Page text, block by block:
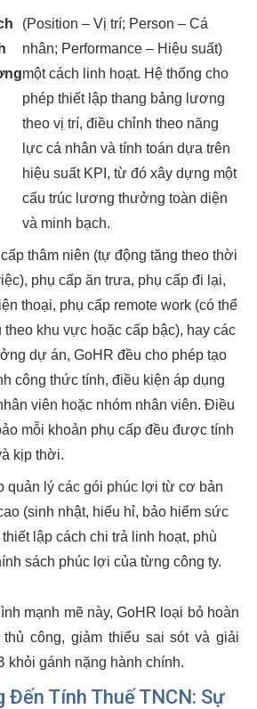
(Position – Vị trí; Person – Cá
nhân; Performance – Hiệu suất)
một cách linh hoạt. Hệ thống cho
phép thiết lập thang bảng lương
theo vị trí, điều chỉnh theo năng
lực cá nhân và tính toán dựa trên
hiệu suất KPI, từ đó xây dựng một
cấu trúc lương thưởng toàn diện
và minh bạch.
thâm niên (tự động tăng theo thời
phụ cấp ăn trưa, phụ cấp đi lại,
thoại, phụ cấp remote work (có thể
theo khu vực hoặc cấp bậc), hay các
dự án, GoHR đều cho phép tạo
công thức tính, điều kiện áp dụng
viên hoặc nhóm nhân viên. Điều
mỗi khoản phụ cấp đều được tính
kịp thời.
quản lý các gói phúc lợi từ cơ bản
(sinh nhật, hiếu hỉ, bảo hiểm sức
thiết lập cách chi trả linh hoạt, phù
sách phúc lợi của từng công ty.
mạnh mẽ này, GoHR loại bỏ hoàn
công, giảm thiểu sai sót và giải
khỏi gánh nặng hành chính.
Đến Tính Thuế TNCN: Sự